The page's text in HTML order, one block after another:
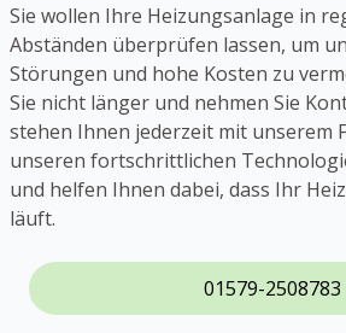
Sie wollen Ihre Heizungsanlage in
Abständen überprüfen lassen, um
Störungen und hohe Kosten zu
Sie nicht länger und nehmen Sie
stehen Ihnen jederzeit mit unserem
unseren fortschrittlichen
und helfen Ihnen dabei, dass Ihr
läuft.
01579-2508783